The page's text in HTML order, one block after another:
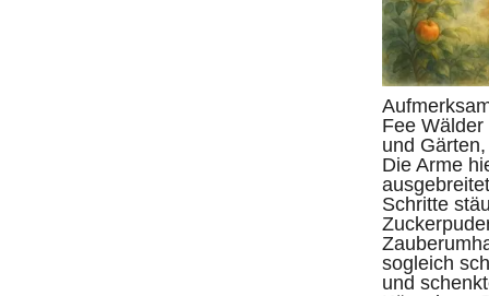
Fee
und
Die Arme
Schritte
sogleich
und